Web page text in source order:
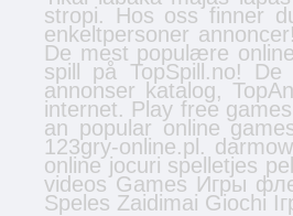
stropi. Hos oss finner
enkeltpersoner annoncer
De mest populære
spill på TopSpill.no!
annonser katalog,
internet. Play free
an popular online
123gry-online.pl.
online jocuri spelletjes
videos Games Игры
Speles Zaidimai Giochi